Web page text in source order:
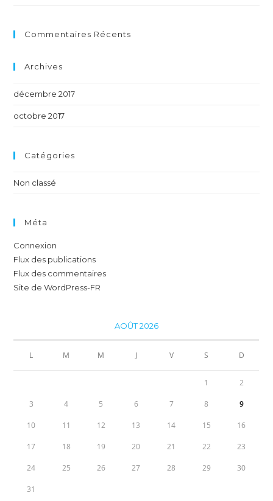
Commentaires Récents
Archives
décembre 2017
octobre 2017
Catégories
Non classé
Méta
Connexion
Flux des publications
Flux des commentaires
Site de WordPress-FR
AOÛT 2026
L M M J V S D
1 2
3 4 5 6 7 8 9
10 11 12 13 14 15 16
17 18 19 20 21 22 23
24 25 26 27 28 29 30
31